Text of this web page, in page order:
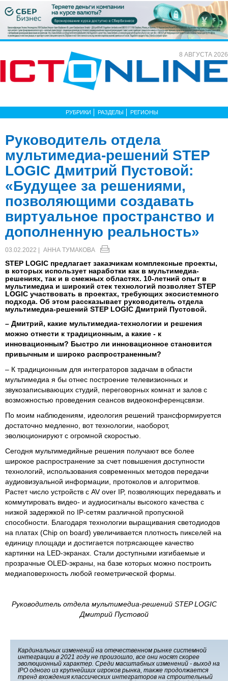
8 АВГУСТА 2026
РУБРИКИ РАЗДЕЛЫ РЕГИОНЫ
Руководитель отдела
мультимедиа-решений STEP
LOGIC Дмитрий Пустовой:
«Будущее за решениями,
позволяющими создавать
виртуальное пространство и
дополненную реальность»
03.02.2022 | АННА ТУМАКОВА
STEP LOGIC предлагает заказчикам комплексные проекты,
в которых использует наработки как в мультимедиа-
решениях, так и в смежных областях. 10-летний опыт в
мультимедиа и широкий стек технологий позволяет STEP
LOGIC участвовать в проектах, требующих экосистемного
подхода. Об этом рассказывает руководитель отдела
мультимедиа-решений STEP LOGIC Дмитрий Пустовой.
– Дмитрий, какие мультимедиа-технологии и решения
можно отнести к традиционным, а какие - к
инновационным? Быстро ли инновационное становится
привычным и широко распространенным?
– К традиционным для интеграторов задачам в области
мультимедиа я бы отнес построение телевизионных и
звукозаписывающих студий, переговорных комнат и залов с
возможностью проведения сеансов видеоконференцсвязи.
По моим наблюдениям, идеология решений трансформируется
достаточно медленно, вот технологии, наоборот,
эволюционируют с огромной скоростью.
Сегодня мультимедийные решения получают все более
широкое распространение за счет повышения доступности
технологий, использования современных методов передачи
аудиовизуальной информации, протоколов и алгоритмов.
Растет число устройств с AV over IP, позволяющих передавать и
коммутировать видео- и аудиосигналы высокого качества с
низкой задержкой по IP-сетям различной пропускной
способности. Благодаря технологии выращивания светодиодов
на платах (Chip on board) увеличивается плотность пикселей на
единицу площади и достигается потрясающее качество
картинки на LED-экранах. Стали доступными изгибаемые и
прозрачные OLED-экраны, на базе которых можно построить
медиаповерхность любой геометрической формы.
Руководитель отдела мультимедиа-решений STEP LOGIC
Дмитрий Пустовой
Кардинальных изменений на отечественном рынке системной
интеграции в 2021 году не произошло, все они носят скорее
эволюционный характер. Среди масштабных изменений - выход на
IPO одного из крупнейших игроков рынка, также продолжается
тренд вхождения классических интеграторов на строительный